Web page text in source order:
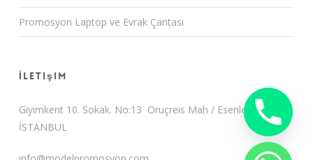
Promosyon Laptop ve Evrak Çantası
İletişim
Giyimkent 10. Sokak. No:13 Oruçreis Mah / Esenler /
İSTANBUL